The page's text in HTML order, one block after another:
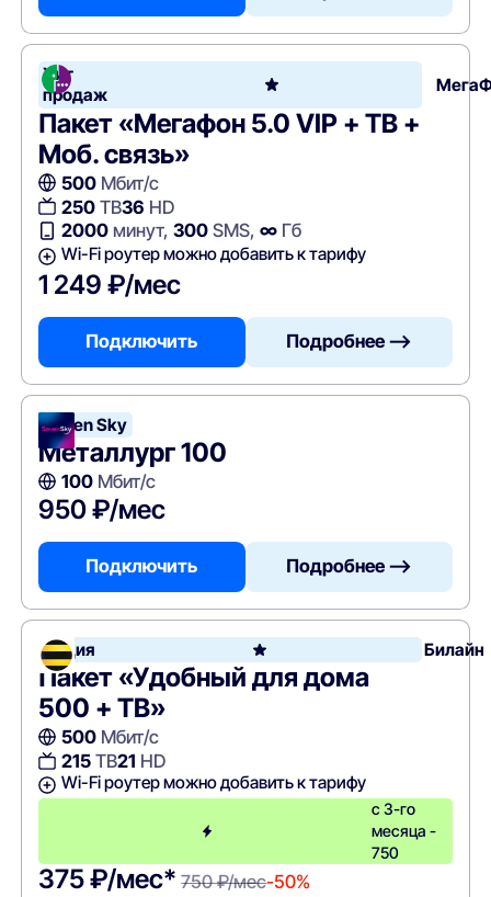
Хит
продаж
Пакет «Мегафон 5.0 VIP + ТВ +
Моб. связь»
500Мбит/с
250ТВ36 HD
2000минут, 300SMS, ∞Гб
Wi-Fi роутер можно добавить к тарифу
1 249 ₽/мес
Подключить Подробнее —>
Seven Sky
Металлург 100
100Мбит/с
950 ₽/мес
Подключить Подробнее —>
Акция Билайн
Пакет «Удобный для дома
500 + ТВ»
500Мбит/с
215ТВ21 HD
Wi-Fi роутер можно добавить к тарифу
с 3-го
месяца -
750
375 ₽/мес* 750 ₽/мес-50%